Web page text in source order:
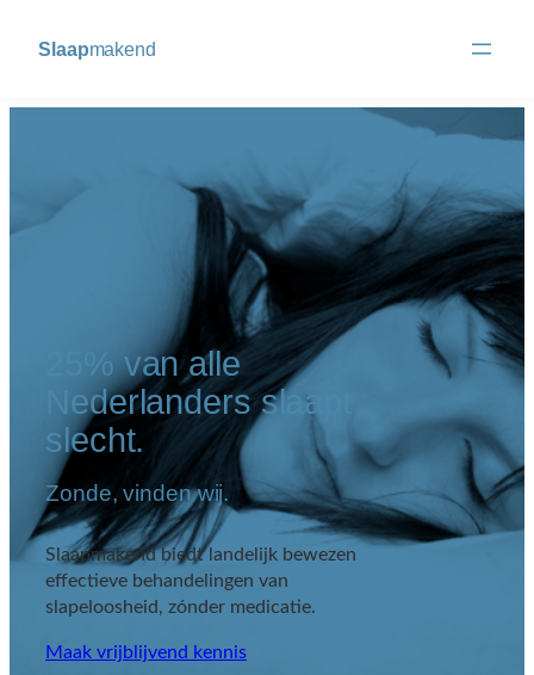
Slaapmakend
25% van alle
Nederlanders slaapt
slecht.
Zonde, vinden wij.
Slaapmakend biedt landelijk bewezen
effectieve behandelingen van
slapeloosheid, zónder medicatie.
Maak vrijblijvend kennis